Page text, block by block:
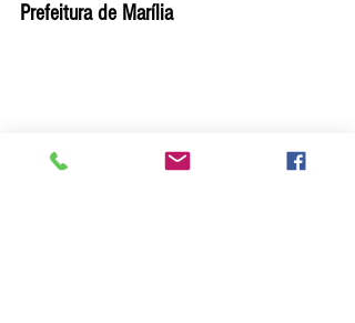
Prefeitura de Marília